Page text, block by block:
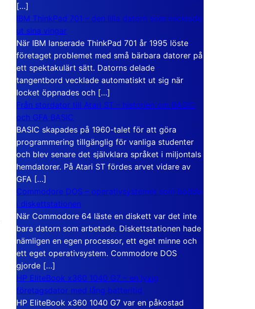
[…]
IBM ThinkPad 701 – den lilla datorn som vecklade
ut sina vingar
När IBM lanserade ThinkPad 701 år 1995 löste
företaget problemet med små bärbara datorer på
ett spektakulärt sätt. Datorns delade
tangentbord vecklade automatiskt ut sig när
locket öppnades och […]
Från stordator till Atari ST – historien om BASIC
och GFA BASIC
BASIC skapades på 1960-talet för att göra
programmering tillgänglig för vanliga studenter
och blev senare det självklara språket i miljontals
hemdatorer. På Atari ST fördes arvet vidare av
GFA […]
Commodore DOS – operativsystemet som bodde
i diskettstationen
När Commodore 64 läste en diskett var det inte
bara datorn som arbetade. Diskettstationen hade
nämligen en egen processor, ett eget minne och
ett eget operativsystem. Commodore DOS
gjorde […]
HP EliteBook x360 1040 G7 – en lyxig
företagsdator med lång batteritid
HP EliteBook x360 1040 G7 var en påkostad